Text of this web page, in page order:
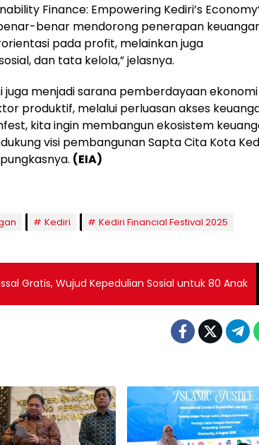
Finance: Empowering Kediri’s Economy’
benar mendorong penerapan
pada profit, melainkan juga
dan tata kelola,” jelasnya.
menjadi sarana pemberdayaan ekonomi
produktif, melalui perluasan akses
kita ingin membangun ekosistem
visi pembangunan Sapta Cita Kota
(EIA)
Kediri
Kediri Financial Festival 2025
Gratis, Wujud Kepedulian Sosial untuk 80 Anak